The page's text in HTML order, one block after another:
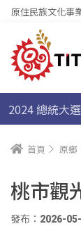
原住民族文化事
2024 總統大選
首頁 原鄉
桃市觀
發布：2026-